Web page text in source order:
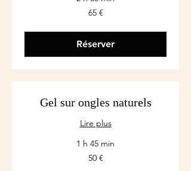
65 €
Réserver
Gel sur ongles naturels
Lire plus
1 h 45 min
50 €